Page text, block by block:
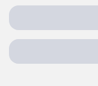
邦纳测量传感器软件
技术
带 IO-Link 的传感器